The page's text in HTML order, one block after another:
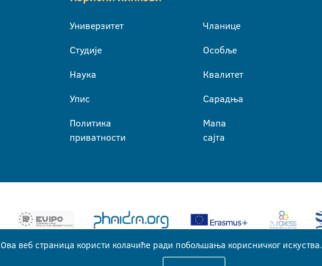
Универзитет
Студије
Наука
Упис
Политика
приватности
Чланице
Особље
Квалитет
Сарадња
Мапа
сајта
Ова веб страница користи колачиће ради побољшања корисничког искуства.